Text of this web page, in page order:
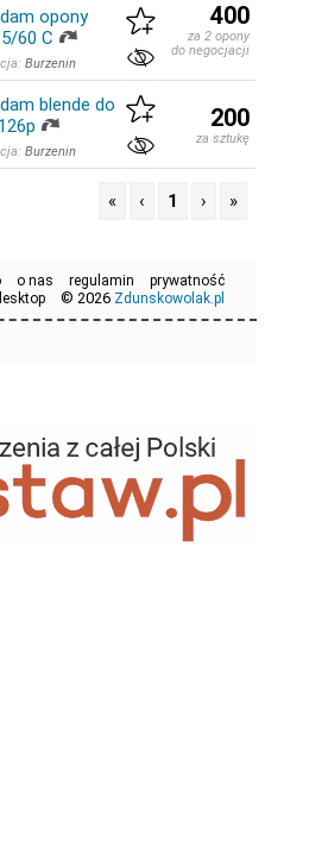
opony
60 C
Burzenin
400
za 2 opony
do negocjacji
blende do
Burzenin
200
za sztukę
« ‹ 1 › »
o nas regulamin
prywatność
© 2026 Zdunskowolak.pl